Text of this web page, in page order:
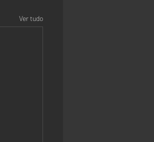
Ver tudo